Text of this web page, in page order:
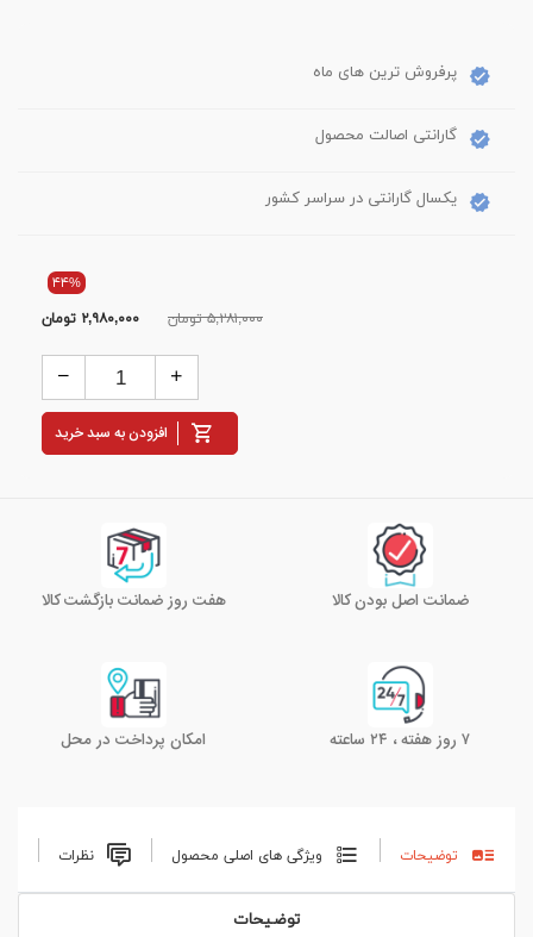
پرفروش ترین های ماه
گارانتی اصالت محصول
یکسال گارانتی در سراسر کشور
۴۴%
۵,۲۸۱,۰۰۰ تومان ۲,۹۸۰,۰۰۰تومان
افزودن به سبد خرید
ضمانت اصل بودن کالا هفت روز ضمانت بازگشت کالا
۷ روز هفته ، ۲۴ ساعته امکان پرداخت در محل
توضیحات ویژگی های اصلی محصول نظرات
توضیحات